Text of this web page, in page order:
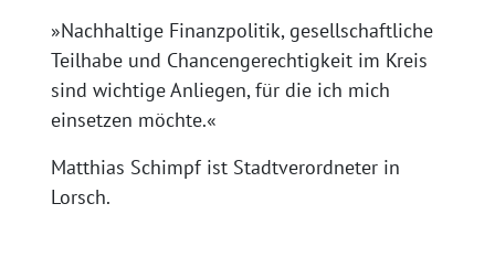
»Nachhaltige Finanzpolitik, gesellschaftliche
Teilhabe und Chancengerechtigkeit im Kreis
sind wichtige Anliegen, für die ich mich
einsetzen möchte.«
Matthias Schimpf ist Stadtverordneter in
Lorsch.